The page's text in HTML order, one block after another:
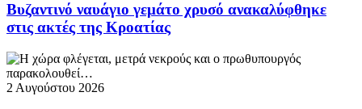
Βυζαντινό ναυάγιο γεμάτο χρυσό ανακαλύφθηκε
στις ακτές της Κροατίας
2 Αυγούστου 2026